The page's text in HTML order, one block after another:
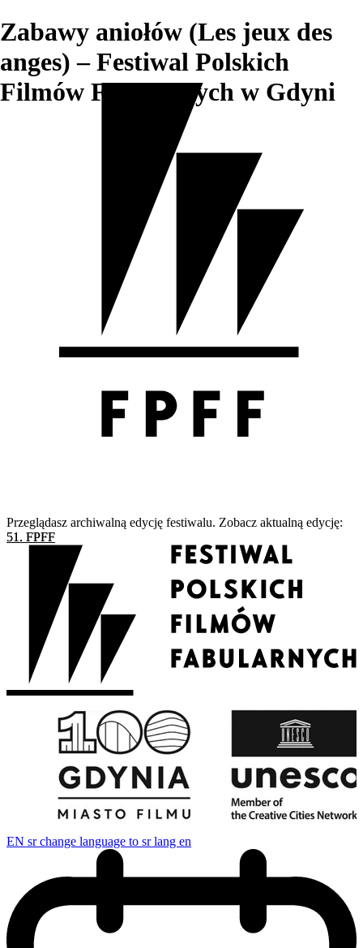
Zabawy aniołów (Les jeux des
anges) – Festiwal Polskich
Filmów Fabularnych w Gdyni
Przeglądasz archiwalną edycję festiwalu. Zobacz aktualną edycję:
51. FPFF
EN sr change language to sr lang en